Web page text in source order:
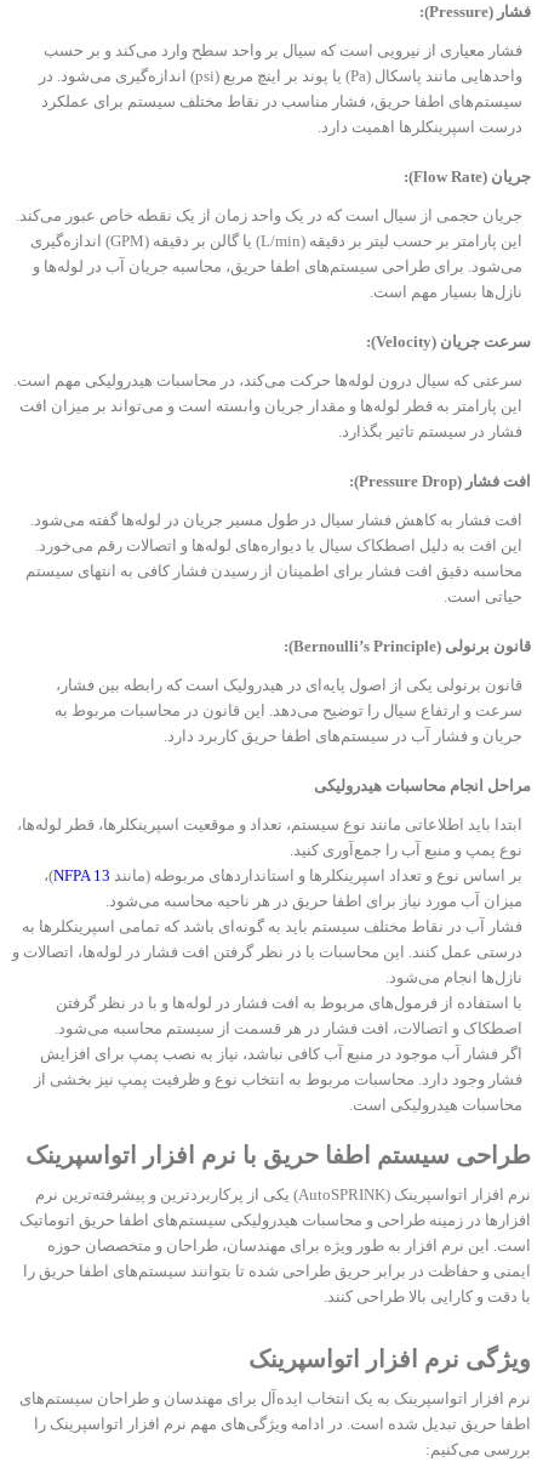
فشار (Pressure):
فشار معیاری از نیرویی است که سیال بر واحد سطح وارد می‌کند و بر حسب
واحدهایی مانند پاسکال (Pa) یا پوند بر اینچ مربع (psi) اندازه‌گیری می‌شود. در
سیستم‌های اطفا حریق، فشار مناسب در نقاط مختلف سیستم برای عملکرد
درست اسپرینکلرها اهمیت دارد.
جریان (Flow Rate):
جریان حجمی از سیال است که در یک واحد زمان از یک نقطه خاص عبور می‌کند.
این پارامتر بر حسب لیتر بر دقیقه (L/min) یا گالن بر دقیقه (GPM) اندازه‌گیری
می‌شود. برای طراحی سیستم‌های اطفا حریق، محاسبه جریان آب در لوله‌ها و
نازل‌ها بسیار مهم است.
سرعت جریان (Velocity):
سرعتی که سیال درون لوله‌ها حرکت می‌کند، در محاسبات هیدرولیکی مهم است.
این پارامتر به قطر لوله‌ها و مقدار جریان وابسته است و می‌تواند بر میزان افت
فشار در سیستم تاثیر بگذارد.
افت فشار (Pressure Drop):
افت فشار به کاهش فشار سیال در طول مسیر جریان در لوله‌ها گفته می‌شود.
این افت به دلیل اصطکاک سیال با دیواره‌های لوله‌ها و اتصالات رقم می‌خورد.
محاسبه دقیق افت فشار برای اطمینان از رسیدن فشار کافی به انتهای سیستم
حیاتی است.
قانون برنولی (Bernoulli’s Principle):
قانون برنولی یکی از اصول پایه‌ای در هیدرولیک است که رابطه بین فشار،
سرعت و ارتفاع سیال را توضیح می‌دهد. این قانون در محاسبات مربوط به
جریان و فشار آب در سیستم‌های اطفا حریق کاربرد دارد.
مراحل انجام محاسبات هیدرولیکی
ابتدا باید اطلاعاتی مانند نوع سیستم، تعداد و موقعیت اسپرینکلرها، قطر لوله‌ها،
نوع پمپ و منبع آب را جمع‌آوری کنید.
بر اساس نوع و تعداد اسپرینکلرها و استانداردهای مربوطه (مانند NFPA 13)،
میزان آب مورد نیاز برای اطفا حریق در هر ناحیه محاسبه می‌شود.
فشار آب در نقاط مختلف سیستم باید به گونه‌ای باشد که تمامی اسپرینکلرها به
درستی عمل کنند. این محاسبات با در نظر گرفتن افت فشار در لوله‌ها، اتصالات و
نازل‌ها انجام می‌شود.
با استفاده از فرمول‌های مربوط به افت فشار در لوله‌ها و با در نظر گرفتن
اصطکاک و اتصالات، افت فشار در هر قسمت از سیستم محاسبه می‌شود.
اگر فشار آب موجود در منبع آب کافی نباشد، نیاز به نصب پمپ برای افزایش
فشار وجود دارد. محاسبات مربوط به انتخاب نوع و ظرفیت پمپ نیز بخشی از
محاسبات هیدرولیکی است.
طراحی سیستم اطفا حریق با نرم افزار اتواسپرینک
نرم‌ افزار اتواسپرینک (AutoSPRINK) یکی از پرکاربردترین و پیشرفته‌ترین نرم‌
افزارها در زمینه طراحی و محاسبات هیدرولیکی سیستم‌های اطفا حریق اتوماتیک
است. این نرم‌ افزار به طور ویژه برای مهندسان، طراحان و متخصصان حوزه
ایمنی و حفاظت در برابر حریق طراحی شده تا بتوانند سیستم‌های اطفا حریق را
با دقت و کارایی بالا طراحی کنند.
ویژگی نرم‌ افزار اتواسپرینک
نرم‌ افزار اتواسپرینک به یک انتخاب ایده‌آل برای مهندسان و طراحان سیستم‌های
اطفا حریق تبدیل شده است. در ادامه ویژگی‌های مهم نرم افزار اتواسپرینک را
بررسی می‌کنیم: